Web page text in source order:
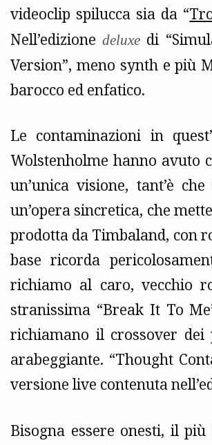
videoclip spilucca sia da “
Nell’edizionedeluxe di
Version”, meno synth e più
barocco ed enfatico.
Le contaminazioni in
Wolstenholme hanno avuto
un’unica visione, tant’è
un’opera sincretica, che
prodotta da Timbaland, con
base ricorda
richiamo al caro, vecchio
stranissima “Break It To
richiamano il crossover
arabeggiante. “Thought
versione live contenuta
Bisogna essere onesti, il